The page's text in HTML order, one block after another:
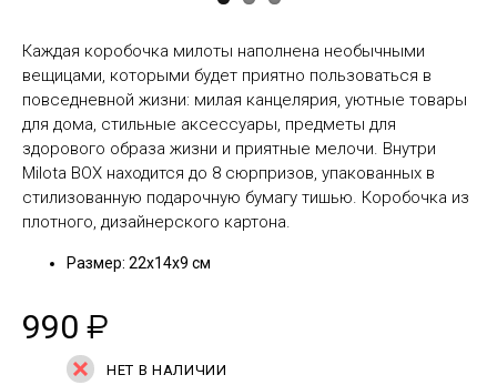
Каждая коробочка милоты наполнена необычными
вещицами, которыми будет приятно пользоваться в
повседневной жизни: милая канцелярия, уютные товары
для дома, стильные аксессуары, предметы для
здорового образа жизни и приятные мелочи. Внутри
Milota BOX находится до 8 сюрпризов, упакованных в
стилизованную подарочную бумагу тишью. Коробочка из
плотного, дизайнерского картона.
Размер: 22х14х9 см
990 ₽
НЕТ В НАЛИЧИИ